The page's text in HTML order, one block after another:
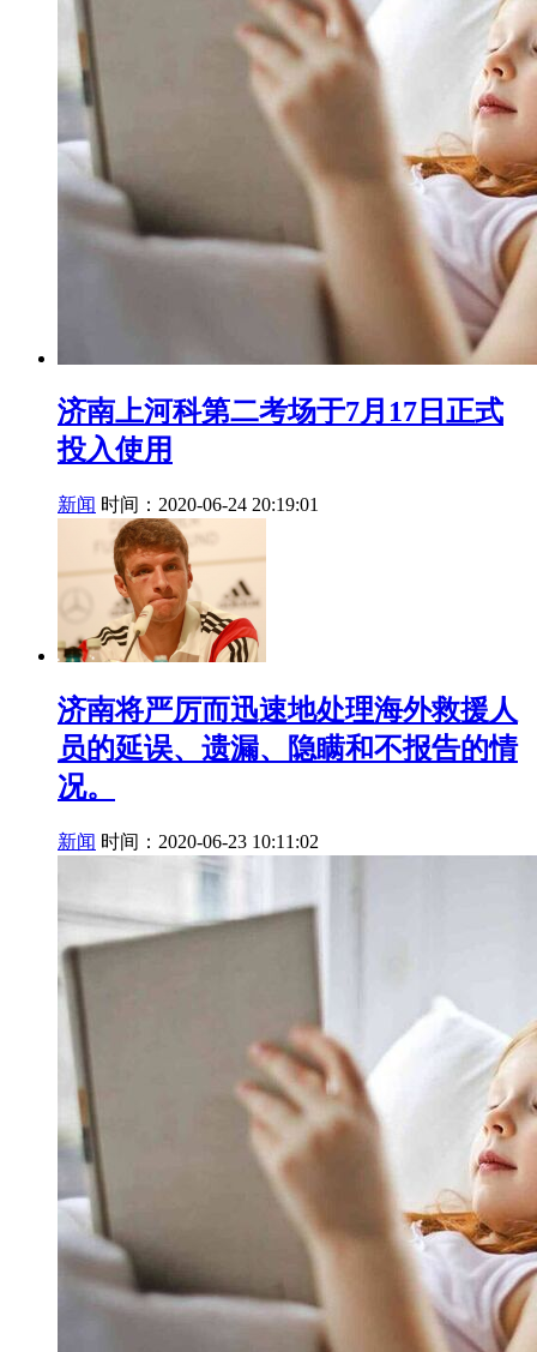
济南上河科第二考场于7月17日正式
投入使用
新闻 时间：2020-06-24 20:19:01
济南将严厉而迅速地处理海外救援人
员的延误、遗漏、隐瞒和不报告的情
况。
新闻 时间：2020-06-23 10:11:02